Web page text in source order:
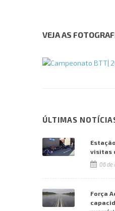
VEJA AS
ÚLTIMAS
visitas
06 de
Força